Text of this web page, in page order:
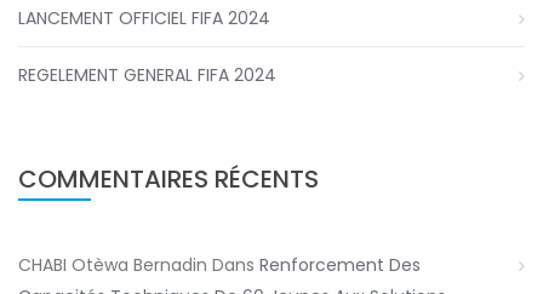
LANCEMENT OFFICIEL FIFA 2024
REGELEMENT GENERAL FIFA 2024
COMMENTAIRES RÉCENTS
CHABI Otèwa Bernadin Dans Renforcement Des